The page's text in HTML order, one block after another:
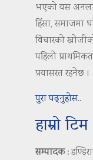
भएको यस
हिंसा, समाजमा
विचारको
पहिलो
प्रयासरत रहनेछ ।
पुरा पढ्नुहोस..
हाम्रो टिम
सम्पादक :